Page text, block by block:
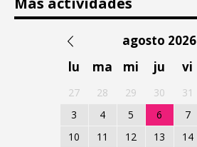
agosto 2026
lu
ma mi ju vi
27 28 29 30 31
3
4 5 6 7
10
11 12 13 14